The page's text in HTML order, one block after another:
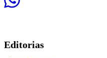
Editorias